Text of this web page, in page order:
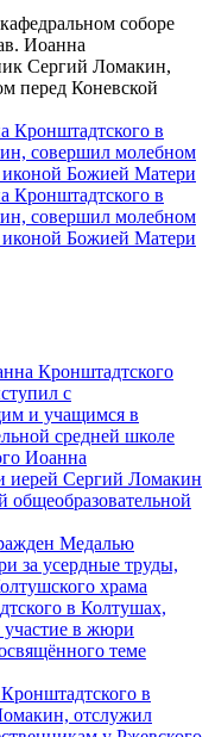
соборе
Иоанна
Сергий Ломакин,
перед Коневской
Кронштадтского
с
и учащимся в
средней школе
Иоанна
иерей Сергий Ломакин
общеобразовательной
Медалью
за усердные труды,
храма
в Колтушах,
в жюри
теме
в
отслужил